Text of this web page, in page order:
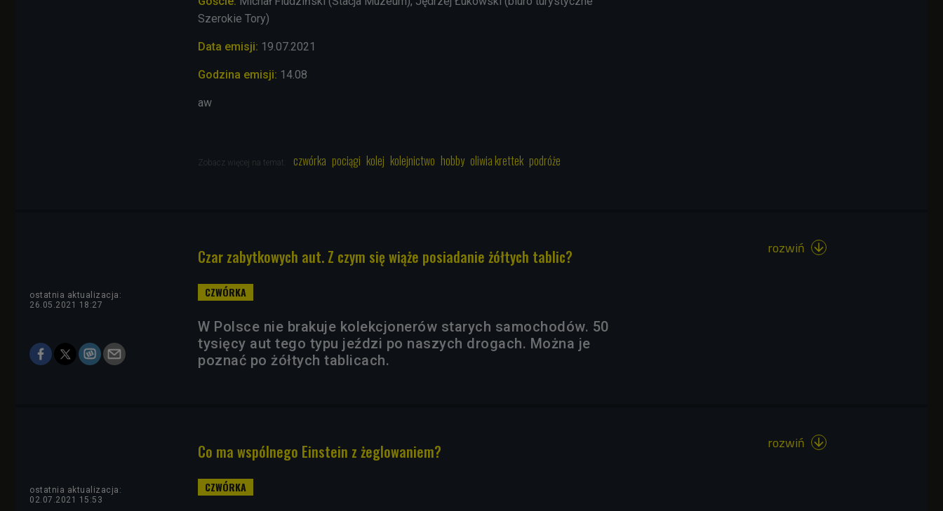
Szerokie Tory)
Data emisji: 19.07.2021
Godzina emisji: 14.08
aw
Zobacz więcej na temat: czwórka pociągi kolej kolejnictwo hobby oliwia krettek podróże
Czar zabytkowych aut. Z czym się wiąże posiadanie żółtych tablic?
ostatnia aktualizacja:
26.05.2021 18:27
W Polsce nie brakuje kolekcjonerów starych samochodów. 50
tysięcy aut tego typu jeździ po naszych drogach. Można je
poznać po żółtych tablicach.
rozwiń 
Co ma wspólnego Einstein z żeglowaniem?
ostatnia aktualizacja:
02.07.2021 15:53
rozwiń 